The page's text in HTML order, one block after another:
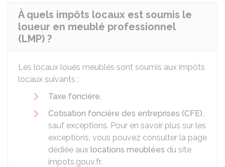
À quels impôts locaux est soumis le
loueur en meublé professionnel
(LMP) ?
Les locaux loués meublés sont soumis aux impôts
locaux suivants :
Taxe foncière,
Cotisation foncière des entreprises (CFE),
sauf exceptions. Pour en savoir plus sur les
exceptions, vous pouvez consulter la page
dédiée aux locations meublées du site
impots.gouv.fr.